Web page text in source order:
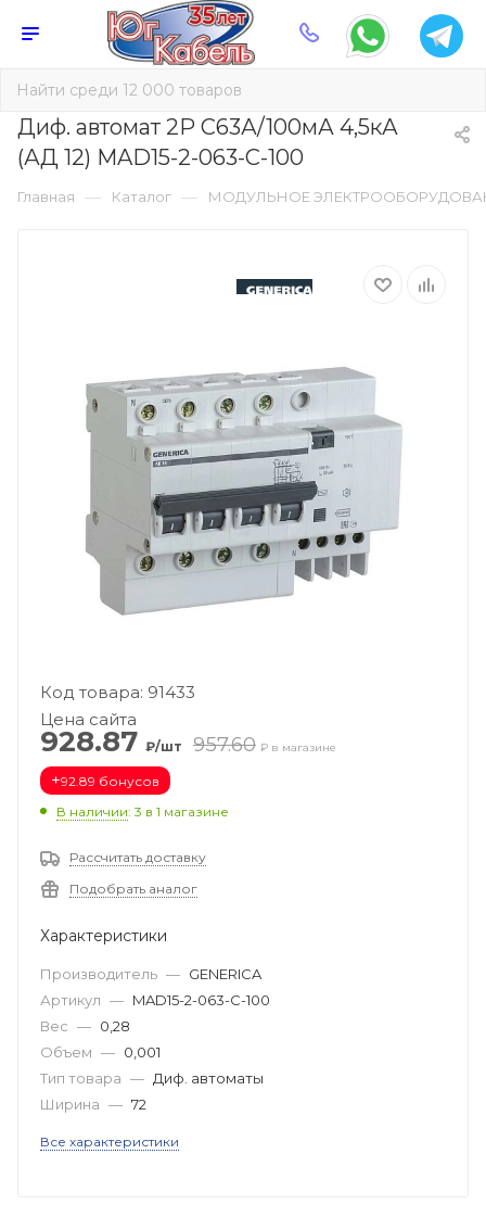
Диф. автомат 2Р C63А/100мА 4,5кА
(АД 12) MAD15-2-063-C-100
Главная — Каталог — МОДУЛЬНОЕ
Код товара: 91433
Цена сайта
928.87 ₽/шт 957.60 ₽ в магазине
+92.89 бонусов
В наличии: 3 в 1 магазине
Рассчитать доставку
Подобрать аналог
Характеристики
Производитель — GENERICA
Артикул — MAD15-2-063-C-100
Вес — 0,28
Объем — 0,001
Тип товара — Диф. автоматы
Ширина — 72
Все характеристики